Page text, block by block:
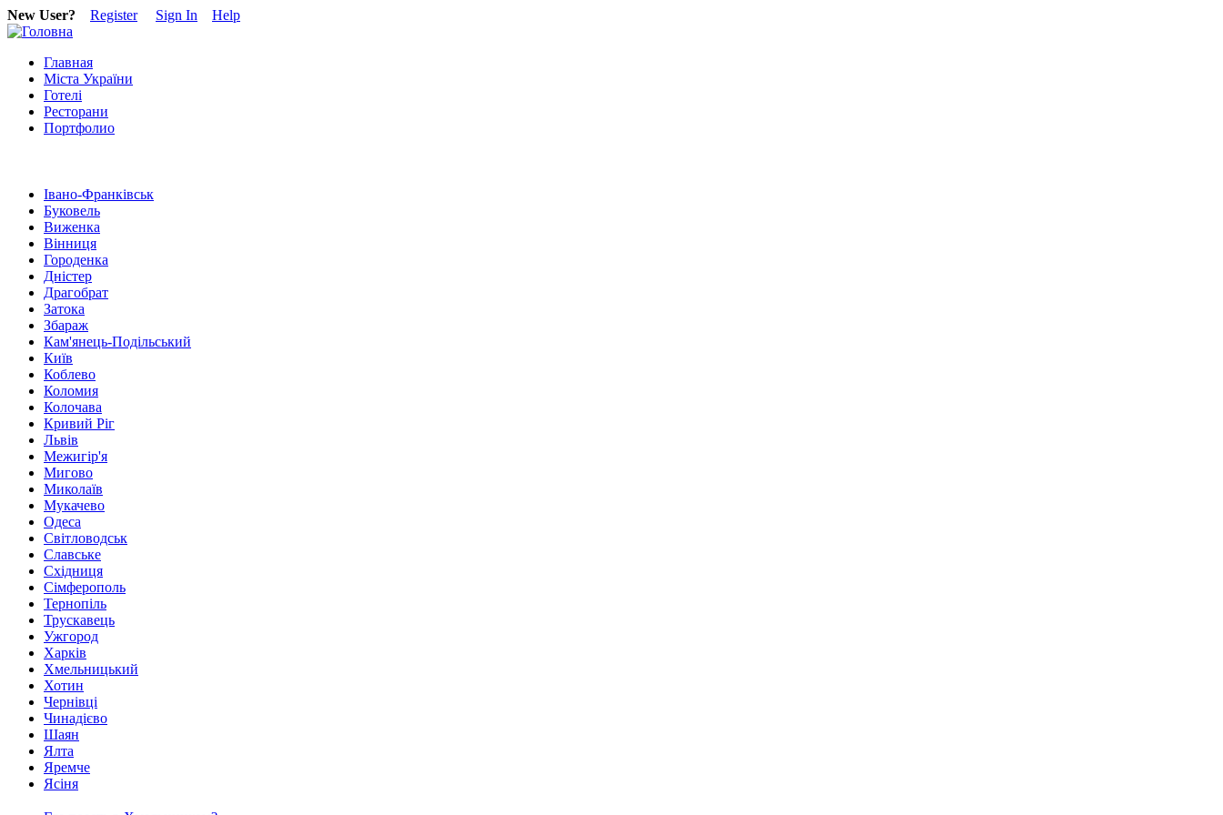
New User? Register Sign In Help
Главная
Міста України
Готелі
Ресторани
Портфолио
Івано-Франківськ
Буковель
Виженка
Вінниця
Городенка
Дністер
Драгобрат
Затока
Збараж
Кам'янець-Подільський
Київ
Коблево
Коломия
Колочава
Кривий Ріг
Львів
Межигір'я
Мигово
Миколаїв
Мукачево
Одеса
Світловодськ
Славське
Східниця
Сімферополь
Тернопіль
Трускавець
Ужгород
Харків
Хмельницький
Хотин
Чернівці
Чинадієво
Шаян
Ялта
Яремче
Ясіня